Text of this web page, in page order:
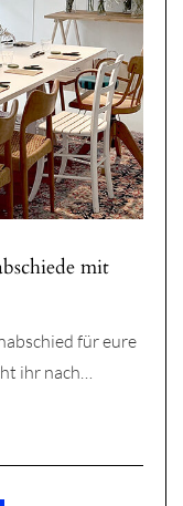
mit
für eure
ihr nach…